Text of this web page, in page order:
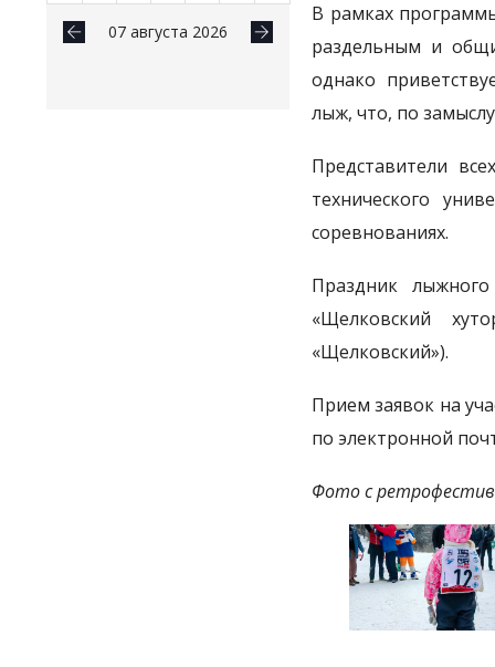
07 августа 2026
В рамках
раздельным и
однако
лыж, что, по
Представители
технического
соревнованиях.
Праздник
«Щелковский
«Щелковский»).
Прием заявок на
по электронной
Фото с